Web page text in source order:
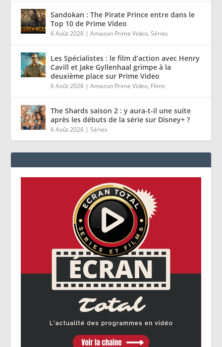
Sandokan : The Pirate Prince entre dans le
Top 10 de Prime Video
6 Août 2026 |Amazon Prime Video,Séries
Les Spécialistes : le film d’action avec Henry
Cavill et Jake Gyllenhaal grimpe à la
deuxième place sur Prime Video
6 Août 2026 |Amazon Prime Video, Films
The Shards saison 2 : y aura-t-il une suite
après les débuts de la série sur Disney+ ?
6 Août 2026 |Séries